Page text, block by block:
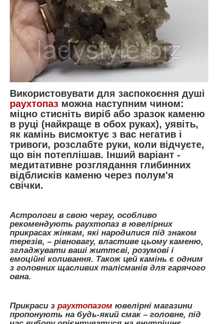
Використовувати для заспокоєння душі
раухтопаз можна наступним чином:
міцно стисніть виріб або зразок каменю
в руці (найкраще в обох руках), уявіть,
як камінь висмоктує з вас негатив і
тривоги, розслабте руки, коли відчуєте,
що він потеплішав. Інший варіант -
медитативне розглядання глибинних
відблисків каменю через полум'я
свічки.
Астрологи в свою чергу, особливо
рекомендують раухтопаз в ювелірних
прикрасах жінкам, які народилися під знаком
терезів, – рівновагу, властиве цьому каменю,
згладжувати ваші життєві, розумові і
емоційні коливання. Також цей камінь є одним
з головних щасливих талісманів для гарячого
овна.
Прикраси з раухтопазом ювелірні магазини
пропонують на будь-який смак – головне, під